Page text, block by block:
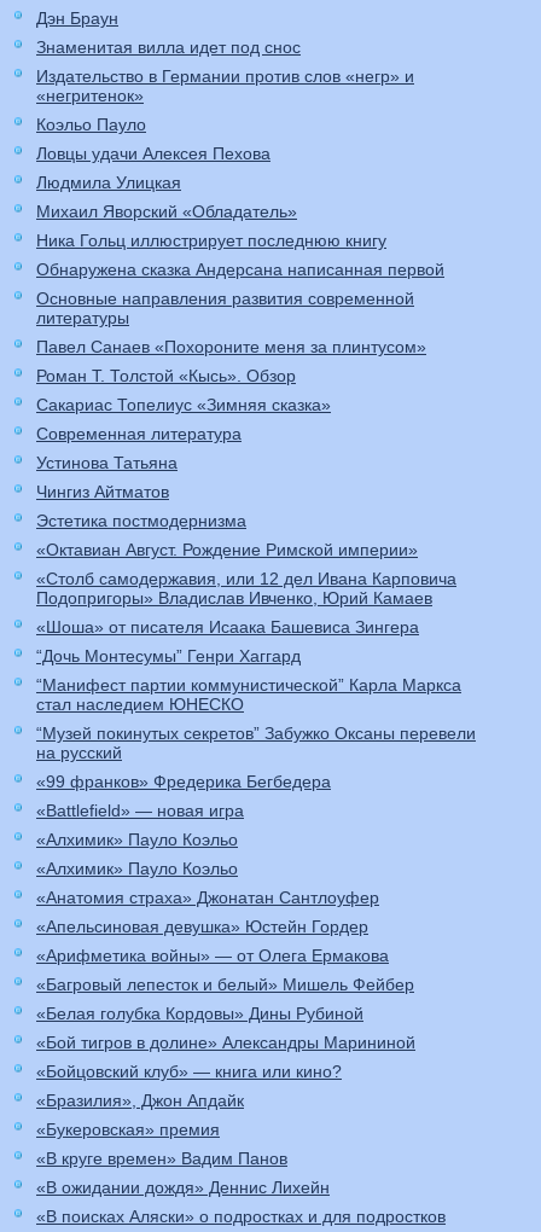
Дэн Браун
Знаменитая вилла идет под снос
Издательство в Германии против слов «негр» и
«негритенок»
Коэльо Пауло
Ловцы удачи Алексея Пехова
Людмила Улицкая
Михаил Яворский «Обладатель»
Ника Гольц иллюстрирует последнюю книгу
Обнаружена сказка Андерсана написанная первой
Основные направления развития современной
литературы
Павел Санаев «Похороните меня за плинтусом»
Роман Т. Толстой «Кысь». Обзор
Сакариас Топелиус «Зимняя сказка»
Современная литература
Устинова Татьяна
Чингиз Айтматов
Эстетика постмодернизма
«Октавиан Август. Рождение Римской империи»
«Столб самодержавия, или 12 дел Ивана Карповича
Подопригоры» Владислав Ивченко, Юрий Камаев
«Шоша» от писателя Исаака Башевиса Зингера
“Дочь Монтесумы” Генри Хаггард
“Манифест партии коммунистической” Карла Маркса
стал наследием ЮНЕСКО
“Музей покинутых секретов” Забужко Оксаны перевели
на русский
«99 франков» Фредерика Бегбедера
«Battlefield» — новая игра
«Алхимик» Пауло Коэльо
«Алхимик» Пауло Коэльо
«Анатомия страха» Джонатан Сантлоуфер
«Апельсиновая девушка» Юстейн Гордер
«Арифметика войны» — от Олега Ермакова
«Багровый лепесток и белый» Мишель Фейбер
«Белая голубка Кордовы» Дины Рубиной
«Бой тигров в долине» Александры Марининой
«Бойцовский клуб» — книга или кино?
«Бразилия», Джон Апдайк
«Букеровская» премия
«В круге времен» Вадим Панов
«В ожидании дождя» Деннис Лихейн
«В поисках Аляски» о подростках и для подростков